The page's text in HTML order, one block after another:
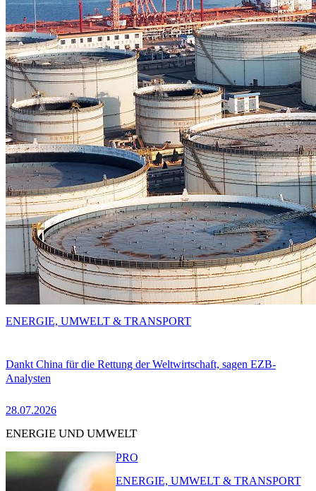
Dankt China für die Rettung der Weltwirtschaft, sagen EZB-
Analysten
28.07.2026
ENERGIE, UMWELT & TRANSPORT
ENERGIE UND UMWELT
PRO
ENERGIE, UMWELT & TRANSPORT